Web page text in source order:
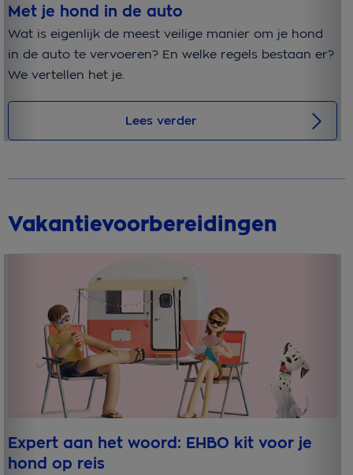
Met je hond in de auto
Wat is eigenlijk de meest veilige manier om je hond
in de auto te vervoeren? En welke regels bestaan er?
We vertellen het je.
Lees verder
Vakantievoorbereidingen
Expert aan het woord: EHBO kit voor je
hond op reis